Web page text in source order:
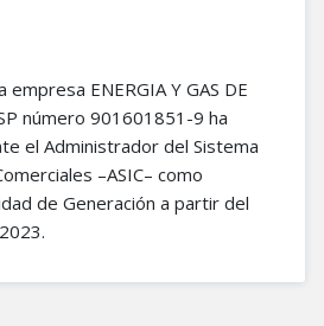
ENERGIA Y GAS DE
número 901601851-9 ha
el Administrador del Sistema
–ASIC– como
de Generación a partir del